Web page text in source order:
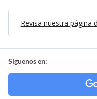
Revisa nuestra página
Síguenos en: